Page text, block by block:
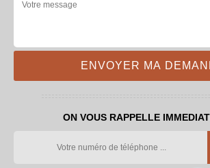
ON VOUS RAPPELLE